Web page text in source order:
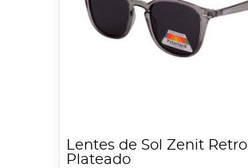
Lentes de Sol Zenit Retro
Plateado